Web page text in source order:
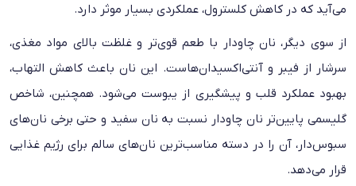
می‌آید که در کاهش کلسترول، عملکردی بسیار موثر دارد.
از سوی دیگر، نان چاودار با طعم قوی‌تر و غلظت بالای مواد مغذی،
سرشار از فیبر و آنتی‌اکسیدان‌هاست. این نان باعث کاهش التهاب،
بهبود عملکرد قلب و پیشگیری از یبوست می‌شود. همچنین، شاخص
گلیسمی پایین‌تر نان چاودار نسبت به نان سفید و حتی برخی نان‌های
سبوس‌دار، آن را در دسته مناسب‌ترین نان‌های سالم برای رژیم غذایی
قرار می‌دهد.